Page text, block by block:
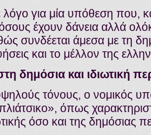
λόγο για μία υπόθεση που,
έχουν δάνεια αλλά
συνδέεται άμεσα με τη
και το μέλλον της
δημόσια και ιδιωτική
τόνους, ο νομικός
όπως
όσο και της δημόσιας